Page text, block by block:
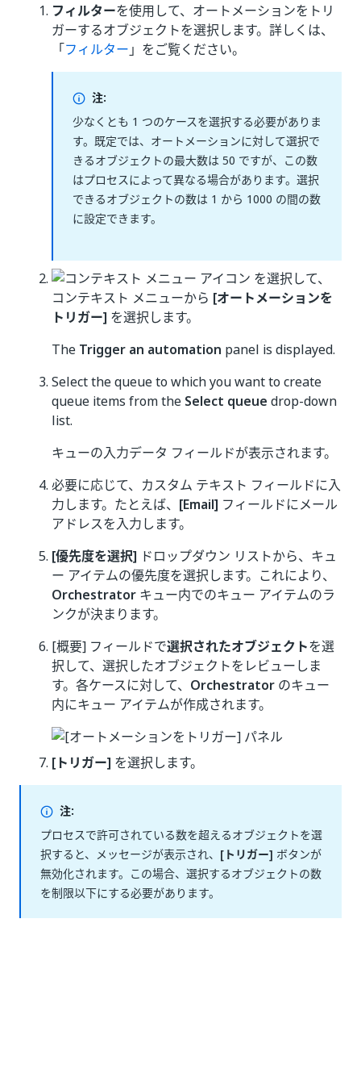
フィルターを使用して、オートメーションをトリ
ガーするオブジェクトを選択します。詳しくは、
「フィルター 」をご覧ください。
注:
少なくとも 1 つのケースを選択する必要がありま
す。既定では、オートメーションに対して選択で
きるオブジェクトの最大数は 50 ですが、この数
はプロセスによって異なる場合があります。選択
できるオブジェクトの数は 1 から 1000 の間の数
に設定できます。
を選択して、
コンテキスト メニューから [オートメーションを
トリガー] を選択します。
The Trigger an automation panel is displayed.
Select the queue to which you want to create
queue items from the Select queue drop-down
list.
キューの入力データ フィールドが表示されます。
必要に応じて、カスタム テキスト フィールドに入
力します。たとえば、 [Email] フィールドにメール
アドレスを入力します。
[優先度を選択] ドロップダウン リストから、キュ
ー アイテムの優先度を選択します。これにより、
Orchestrator キュー内でのキュー アイテムのラ
ンクが決まります。
[概要] フィールドで選択されたオブジェクトを選
択して、選択したオブジェクトをレビューしま
す。各ケースに対して、 Orchestrator のキュー
内にキュー アイテムが作成されます。
[トリガー] を選択します。
注:
プロセスで許可されている数を超えるオブジェクトを選
択すると、メッセージが表示され、 [トリガー] ボタンが
無効化されます。この場合、選択するオブジェクトの数
を制限以下にする必要があります。